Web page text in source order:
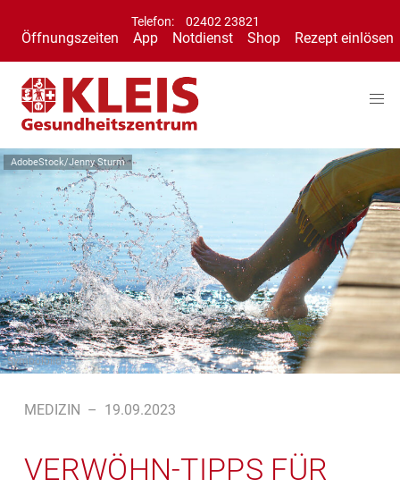
Telefon: 02402 23821
Öffnungszeiten App Notdienst Shop Rezept einlösen
AdobeStock/Jenny Sturm
Symbolbild
MEDIZIN – 19.09.2023
VERWÖHN-TIPPS FÜR